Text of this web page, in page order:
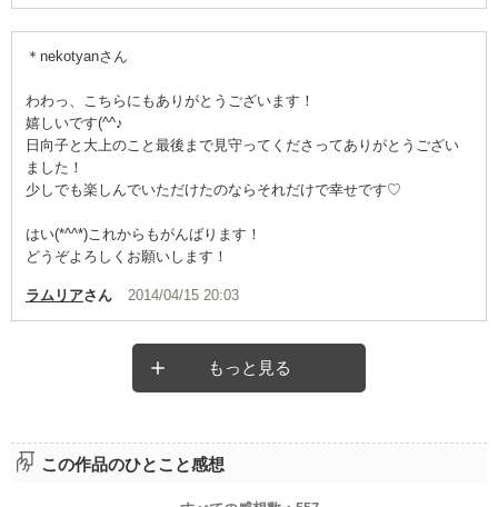
＊nekotyanさん
わわっ、こちらにもありがとうございます！
嬉しいです(^^♪
日向子と大上のこと最後まで見守ってくださってありがとうござい
ました！
少しでも楽しんでいただけたのならそれだけで幸せです♡
はい(*^^*)これからもがんばります！
どうぞよろしくお願いします！
ラムリアさん 2014/04/15 20:03
もっと見る
この作品のひとこと感想